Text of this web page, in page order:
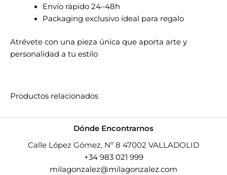
Envío rápido 24–48h
Packaging exclusivo ideal para regalo
Atrévete con una pieza única que aporta arte y
personalidad a tu estilo
Productos relacionados
Dónde Encontrarnos
Calle López Gómez, Nº 8 47002 VALLADOLID
+34 983 021 999
milagonzalez@milagonzalez.com